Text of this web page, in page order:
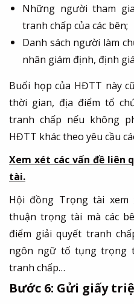
Những người tham
tranh chấp của các bên;
Danh sách người làm
nhân giám định, định
Buổi họp của HĐTT này
thời gian, địa điểm tổ
tranh chấp nếu không
HĐTT khác theo yêu cầu
Xem xét các vấn đề liên
tài.
Hội đồng Trọng tài xem
thuận trọng tài mà các
điểm giải quyết tranh
ngôn ngữ tố tụng trọng
tranh chấp…
Bước 6: Gửi giấy